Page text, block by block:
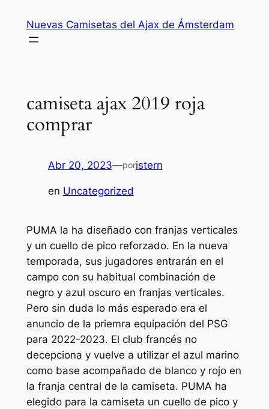
contenido
Nuevas Camisetas del Ajax de Ámsterdam
camiseta ajax 2019 roja
comprar
Abr 20, 2023—poristern
en Uncategorized
PUMA la ha diseñado con franjas verticales
y un cuello de pico reforzado. En la nueva
temporada, sus jugadores entrarán en el
campo con su habitual combinación de
negro y azul oscuro en franjas verticales.
Pero sin duda lo más esperado era el
anuncio de la priemra equipación del PSG
para 2022-2023. El club francés no
decepciona y vuelve a utilizar el azul marino
como base acompañado de blanco y rojo en
la franja central de la camiseta. PUMA ha
elegido para la camiseta un cuello de pico y